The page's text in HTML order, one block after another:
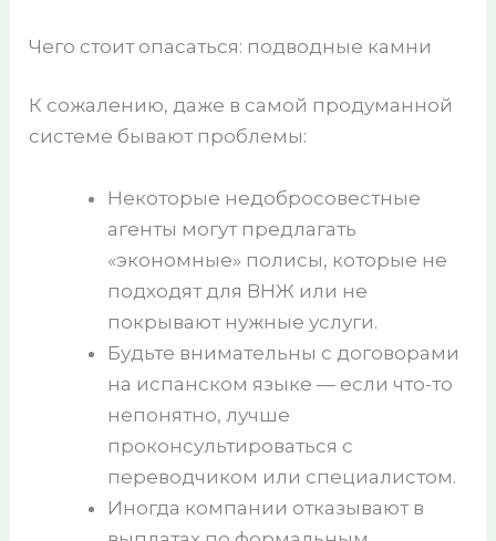
Чего стоит опасаться: подводные камни
К сожалению, даже в самой продуманной
системе бывают проблемы:
Некоторые недобросовестные
агенты могут предлагать
«экономные» полисы, которые не
подходят для ВНЖ или не
покрывают нужные услуги.
Будьте внимательны с договорами
на испанском языке — если что-то
непонятно, лучше
проконсультироваться с
переводчиком или специалистом.
Иногда компании отказывают в